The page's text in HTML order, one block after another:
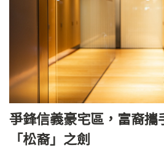
爭鋒信義豪宅區，富裔攜
「松裔」之劍